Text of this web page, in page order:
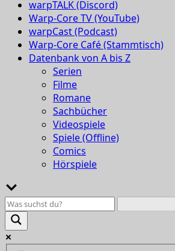
warpTALK (Discord)
Warp-Core TV (YouTube)
warpCast (Podcast)
Warp-Core Café (Stammtisch)
Datenbank von A bis Z
Serien
Filme
Romane
Sachbücher
Videospiele
Spiele (Offline)
Comics
Hörspiele